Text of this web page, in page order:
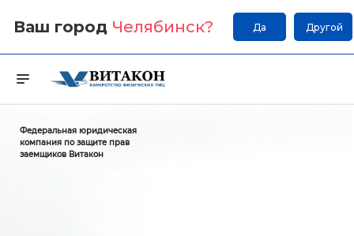
Ваш город Челябинск? Да Другой
Федеральная юридическая
компания по защите прав
заемщиков Витакон